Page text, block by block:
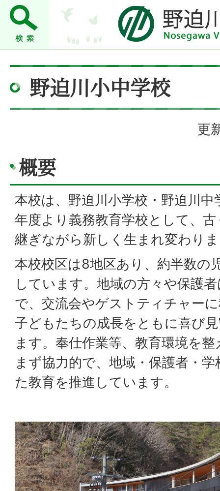
野迫川小中学校
更
概要
本校は、野迫川小学校・野迫川
年度より義務教育学校として、
継ぎながら新しく生まれ変わり
本校校区は8地区あり、約半数の
しています。地域の方々や保護
で、交流会やゲストティチャー
子どもたちの成長をともに喜び
ます。奉仕作業等、教育環境を
まず協力的で、地域・保護者・
た教育を推進しています。